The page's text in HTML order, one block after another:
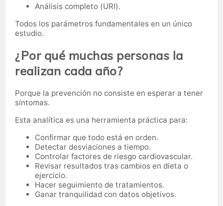
Análisis completo (URI).
Todos los parámetros fundamentales en un único
estudio.
¿Por qué muchas personas la
realizan cada año?
Porque la prevención no consiste en esperar a tener
síntomas.
Esta analítica es una herramienta práctica para:
Confirmar que todo está en orden.
Detectar desviaciones a tiempo.
Controlar factores de riesgo cardiovascular.
Revisar resultados tras cambios en dieta o
ejercicio.
Hacer seguimiento de tratamientos.
Ganar tranquilidad con datos objetivos.